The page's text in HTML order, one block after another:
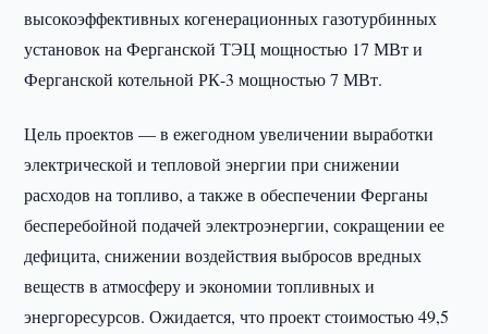
высокоэффективных когенерационных газотурбинных
установок на Ферганской ТЭЦ мощностью 17 МВт и
Ферганской котельной РК-3 мощностью 7 МВт.
Цель проектов — в ежегодном увеличении выработки
электрической и тепловой энергии при снижении
расходов на топливо, а также в обеспечении Ферганы
бесперебойной подачей электроэнергии, сокращении ее
дефицита, снижении воздействия выбросов вредных
веществ в атмосферу и экономии топливных и
энергоресурсов. Ожидается, что проект стоимостью 49,5